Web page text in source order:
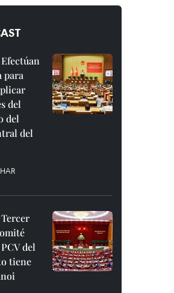
para
del
del
del
del
tiene